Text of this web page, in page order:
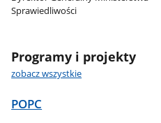
Sprawiedliwości
Programy i projekty
zobacz wszystkie
POPC